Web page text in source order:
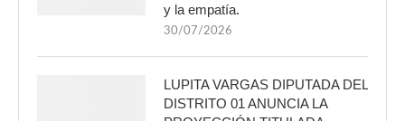
y la empatía.
30/07/2026
LUPITA VARGAS DIPUTADA DEL
DISTRITO 01 ANUNCIA LA